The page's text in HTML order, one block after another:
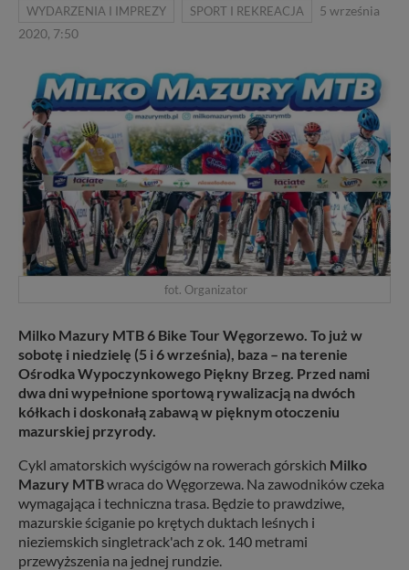
WYDARZENIA I IMPREZY SPORT I REKREACJA
5 września
2020, 7:50
fot. Organizator
Milko Mazury MTB 6 Bike Tour Węgorzewo. To już w
sobotę i niedzielę (5 i 6 września), baza – na terenie
Ośrodka Wypoczynkowego Piękny Brzeg. Przed nami
dwa dni wypełnione sportową rywalizacją na dwóch
kółkach i doskonałą zabawą w pięknym otoczeniu
mazurskiej przyrody.
Cykl amatorskich wyścigów na rowerach górskich Milko
Mazury MTBwraca do Węgorzewa. Na zawodników czeka
wymagająca i techniczna trasa. Będzie to prawdziwe,
mazurskie ściganie po krętych duktach leśnych i
nieziemskich singletrack'ach z ok. 140 metrami
przewyższenia na jednej rundzie.